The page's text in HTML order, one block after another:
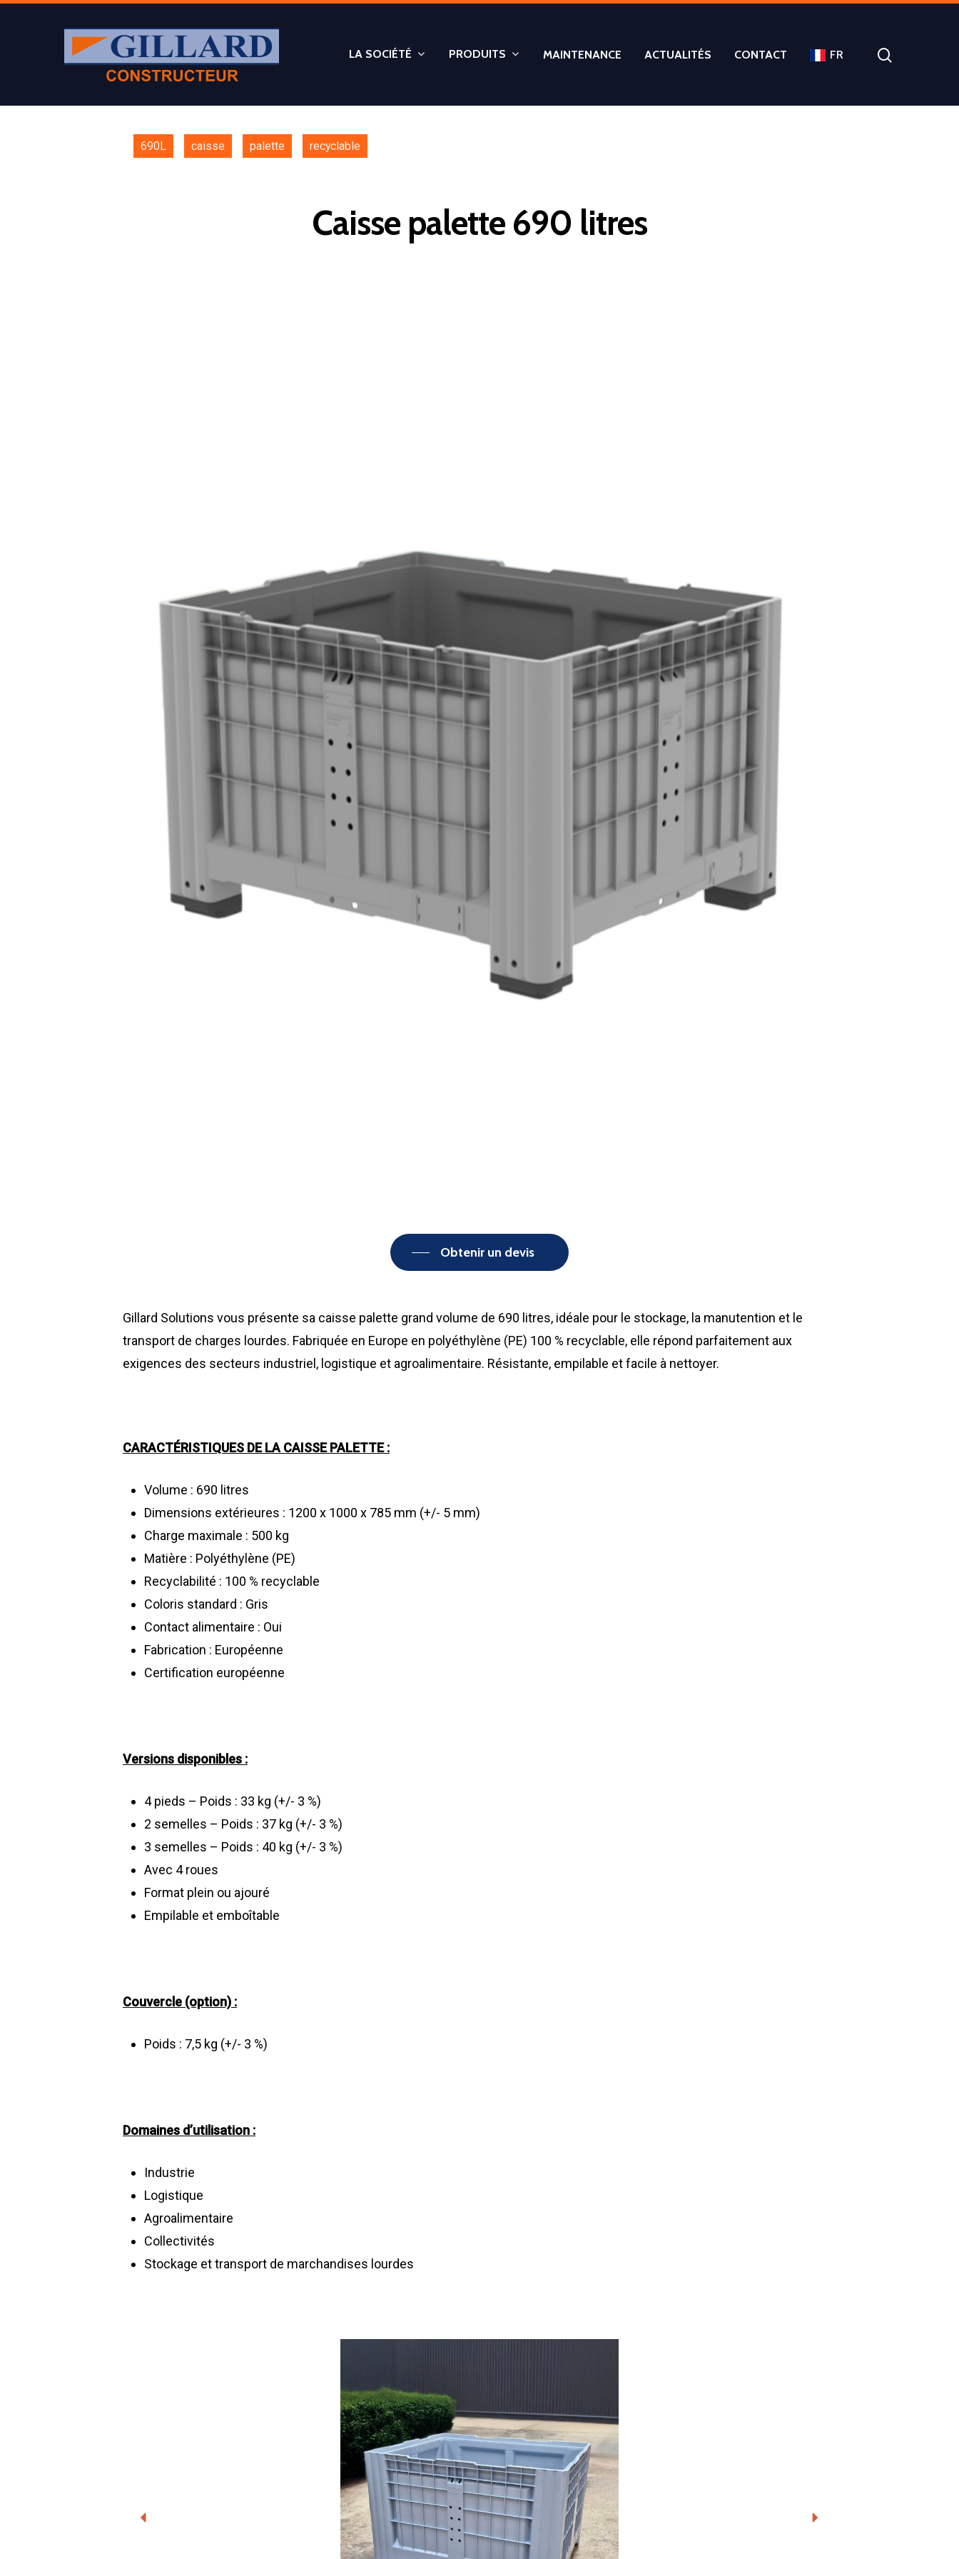
Appuyer sur Entrer ou ESC pour fermer
LA SOCIÉTÉ PRODUITS MAINTENANCE ACTUALITÉS CONTACT FR
690L caisse palette recyclable
Caisse palette 690 litres
Obtenir un devis
Gillard Solutions vous présente sa caisse palette grand volume de 690 litres, idéale pour le stockage, la manutention et le
transport de charges lourdes. Fabriquée en Europe en polyéthylène (PE) 100 % recyclable, elle répond parfaitement aux
exigences des secteurs industriel, logistique et agroalimentaire. Résistante, empilable et facile à nettoyer.
CARACTÉRISTIQUES DE LA CAISSE PALETTE :
Volume : 690 litres
Dimensions extérieures : 1200 x 1000 x 785 mm (+/- 5 mm)
Charge maximale : 500 kg
Matière : Polyéthylène (PE)
Recyclabilité : 100 % recyclable
Coloris standard : Gris
Contact alimentaire : Oui
Fabrication : Européenne
Certification européenne
Versions disponibles :
4 pieds – Poids : 33 kg (+/- 3 %)
2 semelles – Poids : 37 kg (+/- 3 %)
3 semelles – Poids : 40 kg (+/- 3 %)
Avec 4 roues
Format plein ou ajouré
Empilable et emboîtable
Couvercle (option) :
Poids : 7,5 kg (+/- 3 %)
Domaines d’utilisation :
Industrie
Logistique
Agroalimentaire
Collectivités
Stockage et transport de marchandises lourdes